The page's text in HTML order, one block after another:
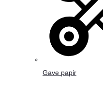
Gave papir